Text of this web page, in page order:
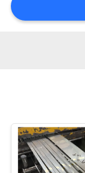
एक
साइटमैप